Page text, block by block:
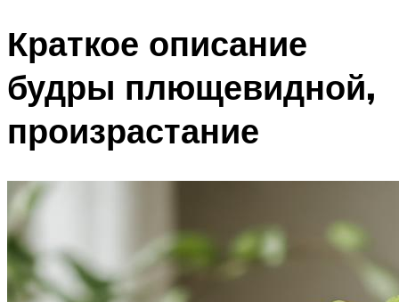
Краткое описание
будры плющевидной,
произрастание